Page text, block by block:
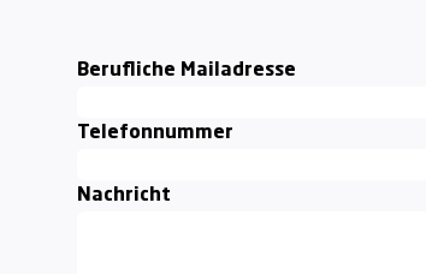
Berufliche Mailadresse
Telefonnummer
Nachricht